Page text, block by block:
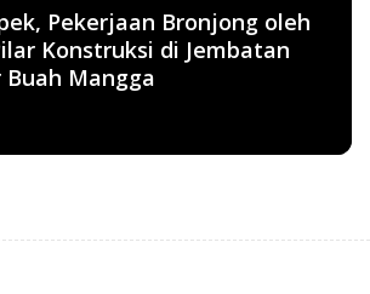
Pekerjaan Bronjong oleh
Konstruksi di Jembatan
Buah Mangga